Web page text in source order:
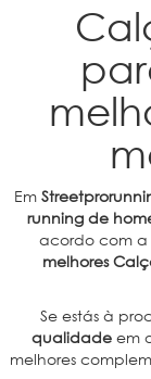
Em
running de
acordo com a
melhores
Se estás à
qualidade em
melhores